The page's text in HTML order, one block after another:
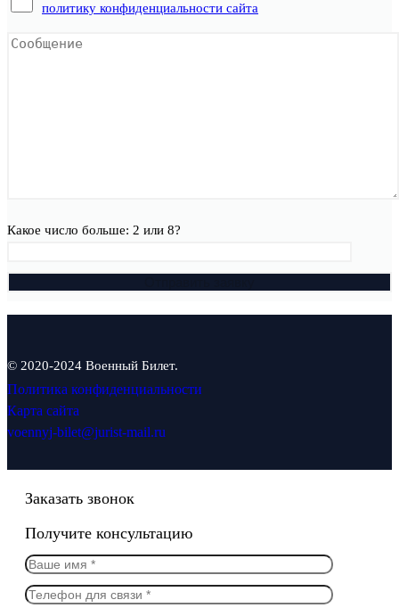
политику конфиденциальности сайта
Какое число больше: 2 или 8?
© 2020-2024 Военный Билет.
Политика конфиденциальности
Карта сайта
voennyj-bilet@jurist-mail.ru
Заказать звонок
Получите консультацию